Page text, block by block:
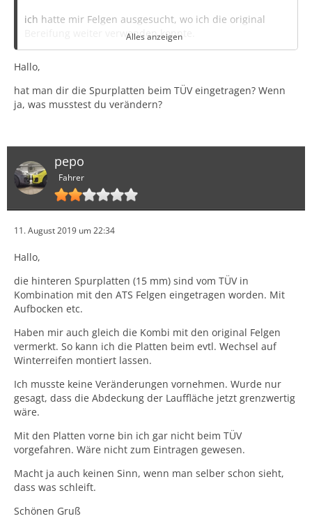
ich hatte mir Felgen ausgesucht, wo ich die original
Bereifung weiter verwenden konnte.
So wurden es die ATS StreetRallye 7x17 ET45 (Hinten mit
Peter
Alles anzeigen
Hallo,
hat man dir die Spurplatten beim TÜV eingetragen? Wenn
ja, was musstest du verändern?
pepo
Fahrer
11. August 2019 um 22:34
Hallo,
die hinteren Spurplatten (15 mm) sind vom TÜV in
Kombination mit den ATS Felgen eingetragen worden. Mit
Aufbocken etc.
Haben mir auch gleich die Kombi mit den original Felgen
vermerkt. So kann ich die Platten beim evtl. Wechsel auf
Winterreifen montiert lassen.
Ich musste keine Veränderungen vornehmen. Wurde nur
gesagt, dass die Abdeckung der Lauffläche jetzt grenzwertig
wäre.
Mit den Platten vorne bin ich gar nicht beim TÜV
vorgefahren. Wäre nicht zum Eintragen gewesen.
Macht ja auch keinen Sinn, wenn man selber schon sieht,
dass was schleift.
Schönen Gruß